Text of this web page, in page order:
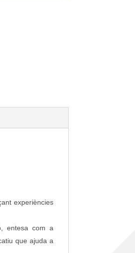
experiències
entesa com a
que ajuda a